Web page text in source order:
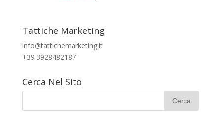
Tattiche Marketing
info@tattichemarketing.it
+39 3928482187
Cerca Nel Sito